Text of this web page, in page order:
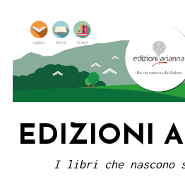
content
EDIZIONI
I libri che nascono